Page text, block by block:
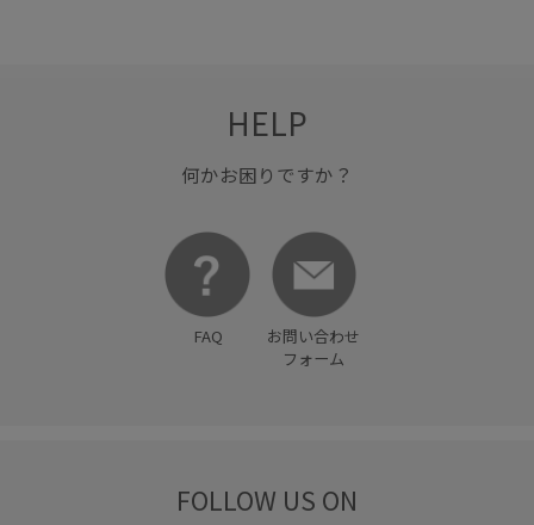
HELP
何かお困りですか？
FAQ
お問い合わせ
フォーム
FOLLOW US ON